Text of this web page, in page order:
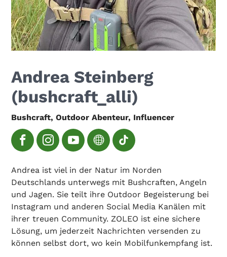
Andrea Steinberg
(bushcraft_alli)
Bushcraft, Outdoor Abenteur, Influencer
Andrea ist viel in der Natur im Norden
Deutschlands unterwegs mit Bushcraften, Angeln
und Jagen. Sie teilt ihre Outdoor Begeisterung bei
Instagram und anderen Social Media Kanälen mit
ihrer treuen Community. ZOLEO ist eine sichere
Lösung, um jederzeit Nachrichten versenden zu
können selbst dort, wo kein Mobilfunkempfang ist.